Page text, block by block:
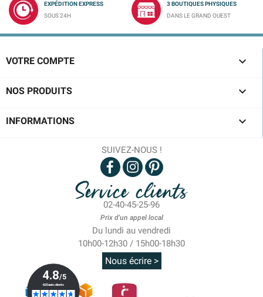
EXPÉDITION EXPRESS
SOUS 24H
3 BOUTIQUES PHYSIQUES
DANS LE GRAND OUEST
VOTRE COMPTE 
NOS PRODUITS 
INFORMATIONS 
SUIVEZ-NOUS !
Service clients
02-40-45-25-96
Prix d'un appel local
Du lundi au vendredi
10h00-12h30 / 15h00-18h30
Nous écrire >